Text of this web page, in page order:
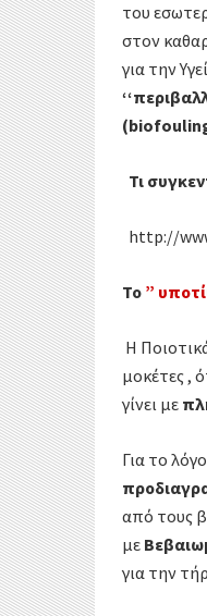
του
στον
για την
Τι
http://
Το ”
Η
μοκέτες ,
γίνει με
Για το
από τους
με
για την